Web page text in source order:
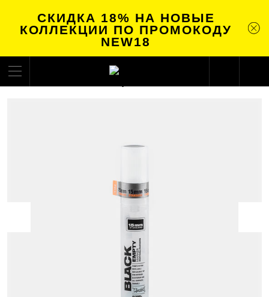
СКИДКА 18% НА НОВЫЕ
КОЛЛЕКЦИИ ПО ПРОМОКОДУ
NEW18